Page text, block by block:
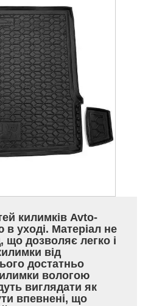
килимків Avto-
в уході. Матеріал не
що дозволяє легко і
від
достатньо
вологою
виглядати як
впевнені, що